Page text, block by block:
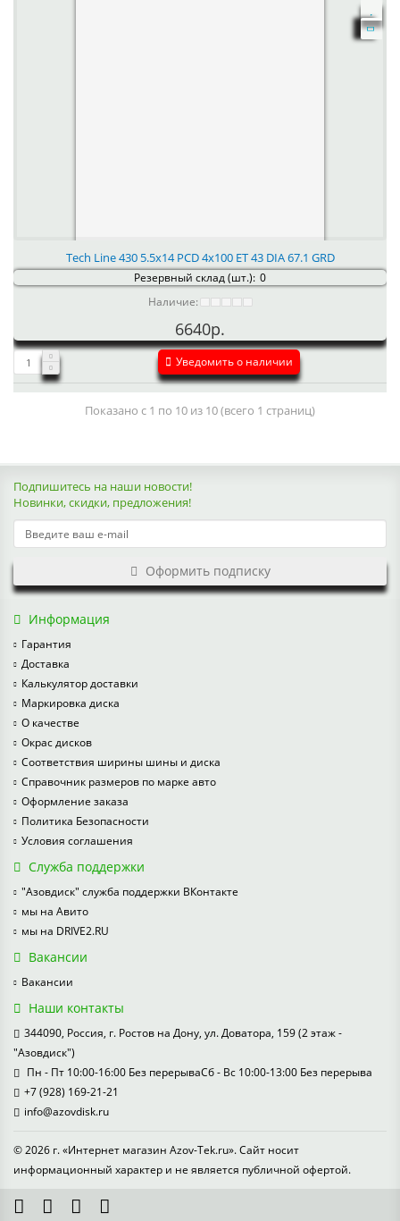
Tech Line 430 5.5x14 PCD 4x100 ET 43 DIA 67.1 GRD
Резервный склад (шт.): 0
Наличие:
6640р.
Уведомить о наличии
Показано с 1 по 10 из 10 (всего 1 страниц)
Подпишитесь на наши новости!
Новинки, скидки, предложения!
Оформить подписку
Информация
Гарантия
Доставка
Калькулятор доставки
Маркировка диска
О качестве
Окрас дисков
Соответствия ширины шины и диска
Справочник размеров по марке авто
Оформление заказа
Политика Безопасности
Условия соглашения
Служба поддержки
"Азовдиск" служба поддержки ВКонтакте
мы на Авито
мы на DRIVE2.RU
Вакансии
Вакансии
Наши контакты
344090, Россия, г. Ростов на Дону, ул. Доватора, 159 (2 этаж -
"Азовдиск")
Пн - Пт 10:00-16:00 Без перерываСб - Вс 10:00-13:00 Без перерыва
+7 (928) 169-21-21
info@azovdisk.ru
© 2026 г. «Интернет магазин Azov-Tek.ru». Сайт носит
информационный характер и не является публичной офертой.